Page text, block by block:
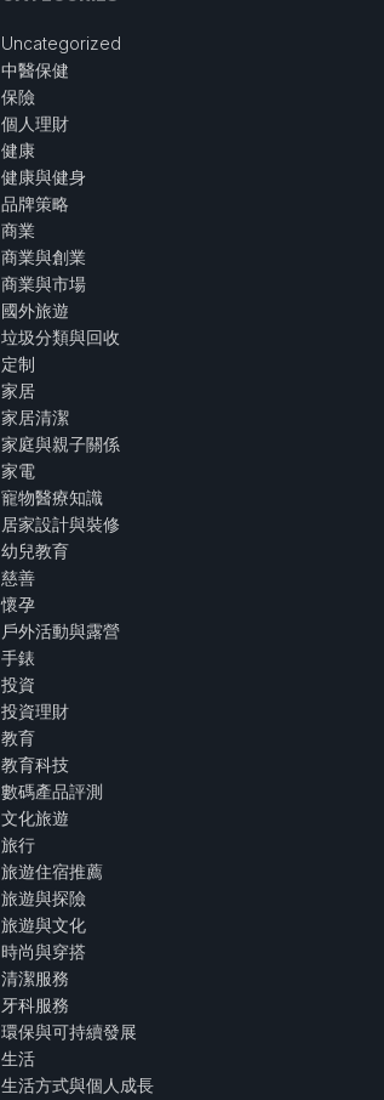
Uncategorized
中醫保健
保險
個人理財
健康
健康與健身
品牌策略
商業
商業與創業
商業與市場
國外旅遊
垃圾分類與回收
定制
家居
家居清潔
家庭與親子關係
家電
寵物醫療知識
居家設計與裝修
幼兒教育
慈善
懷孕
戶外活動與露營
手錶
投資
投資理財
教育
教育科技
數碼產品評測
文化旅遊
旅行
旅遊住宿推薦
旅遊與探險
旅遊與文化
時尚與穿搭
清潔服務
牙科服務
環保與可持續發展
生活
生活方式與個人成長